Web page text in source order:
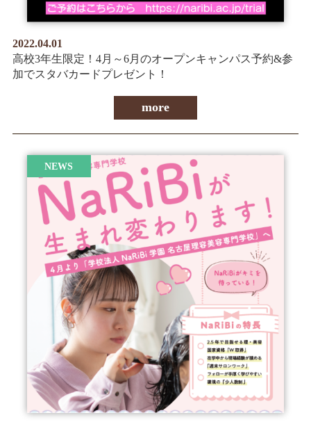
2022.04.01
高校3年生限定！4月～6月のオープンキャンパス予約&参
加でスタバカードプレゼント！
more
NEWS